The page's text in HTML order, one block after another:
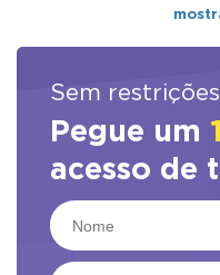
Sem restrições
Pegue um
acesso de